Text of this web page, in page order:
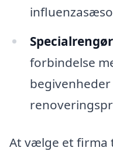
forbindelse
At vælge et firma